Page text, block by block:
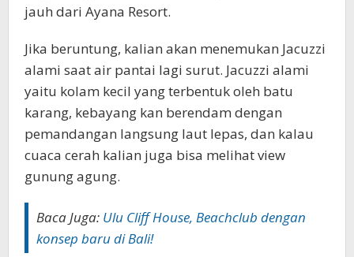
jauh dari Ayana Resort.
Jika beruntung, kalian akan menemukan Jacuzzi
alami saat air pantai lagi surut. Jacuzzi alami
yaitu kolam kecil yang terbentuk oleh batu
karang, kebayang kan berendam dengan
pemandangan langsung laut lepas, dan kalau
cuaca cerah kalian juga bisa melihat view
gunung agung.
Baca Juga: Ulu Cliff House, Beachclub dengan
konsep baru di Bali!